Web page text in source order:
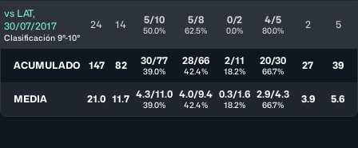
vs LAT,
30/07/2017
Clasificación 9°-10°
24 14 5/10
50.0%
5/8
62.5%
0/2
0.0%
4/5
80.0% 2 5
ACUMULADO 147 82 30/77
39.0%
28/66
42.4%
2/11
18.2%
20/30
66.7% 27 39
MEDIA 21.0 11.7 4.3/11.0
39.0%
4.0/9.4
42.4%
0.3/1.6
18.2%
2.9/4.3
66.7% 3.9 5.6